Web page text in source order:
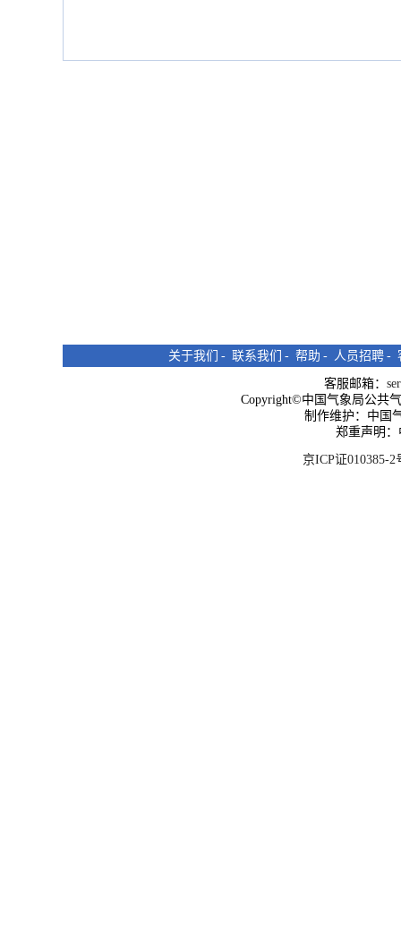
关于我们 - 联系我们 - 帮助 - 人员招聘 -
客服邮箱：
Copyright©中国气象局公共
制作维护：中国
郑重声明
京ICP证010385-2